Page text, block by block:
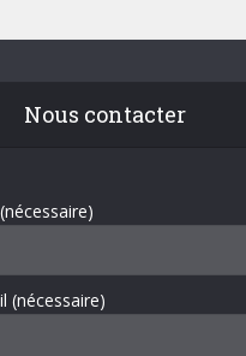
Nous contacter
(nécessaire)